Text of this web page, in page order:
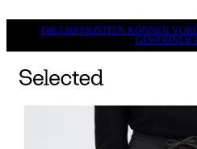
DIE LIEFERZEITEN KÖNNEN